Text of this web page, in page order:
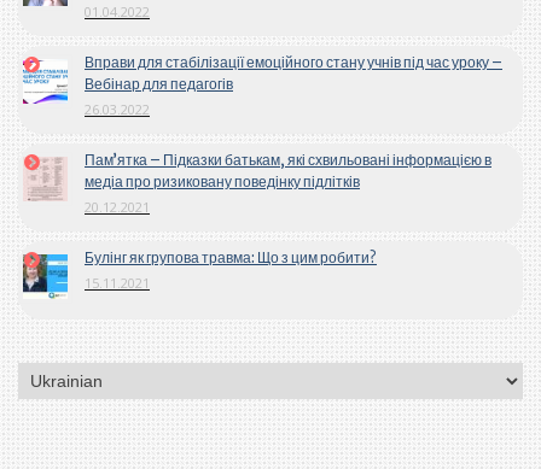
01.04.2022
Вправи для стабілізації емоційного стану учнів під час уроку –
Вебінар для педагогів
26.03.2022
Пам’ятка – Підказки батькам, які схвильовані інформацією в
медіа про ризиковану поведінку підлітків
20.12.2021
Булінг як групова травма: Що з цим робити?
15.11.2021
Вибрати
мову